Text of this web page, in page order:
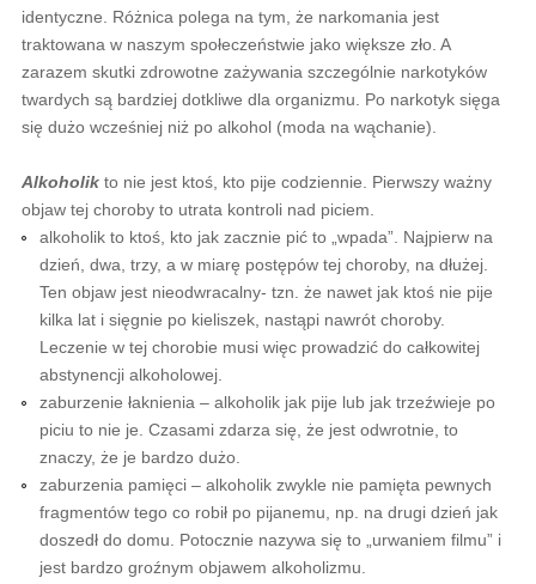
identyczne. Różnica polega na tym, że narkomania jest
traktowana w naszym społeczeństwie jako większe zło. A
zarazem skutki zdrowotne zażywania szczególnie narkotyków
twardych są bardziej dotkliwe dla organizmu. Po narkotyk sięga
się dużo wcześniej niż po alkohol (moda na wąchanie).
Alkoholikto nie jest ktoś, kto pije codziennie. Pierwszy ważny
objaw tej choroby to utrata kontroli nad piciem.
alkoholik to ktoś, kto jak zacznie pić to „wpada”. Najpierw na
dzień, dwa, trzy, a w miarę postępów tej choroby, na dłużej.
Ten objaw jest nieodwracalny- tzn. że nawet jak ktoś nie pije
kilka lat i sięgnie po kieliszek, nastąpi nawrót choroby.
Leczenie w tej chorobie musi więc prowadzić do całkowitej
abstynencji alkoholowej.
zaburzenie łaknienia – alkoholik jak pije lub jak trzeźwieje po
piciu to nie je. Czasami zdarza się, że jest odwrotnie, to
znaczy, że je bardzo dużo.
zaburzenia pamięci – alkoholik zwykle nie pamięta pewnych
fragmentów tego co robił po pijanemu, np. na drugi dzień jak
doszedł do domu. Potocznie nazywa się to „urwaniem filmu” i
jest bardzo groźnym objawem alkoholizmu.